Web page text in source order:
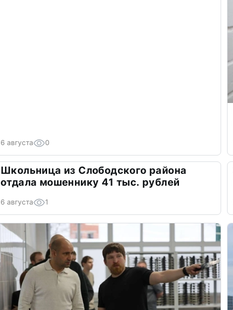
6 августа 0
Школьница из Слободского района
отдала мошеннику 41 тыс. рублей
6 августа 1